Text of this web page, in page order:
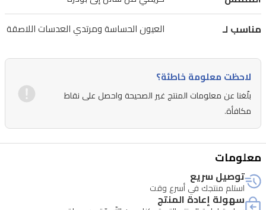
بيرل
لإضاءة
مميزة.
مناسب لـ العيون الحساسة ومرتدي العدسات اللاصقة
لاحظت معلومة خاطئة؟
بلّغنا عن معلومات المنتج غير الصحيحة واحصل على نقاط
مكافأة.
معلومات
توصيل سريع
استلم منتجك في أسرع وقت
سهولة إعادة المنتج